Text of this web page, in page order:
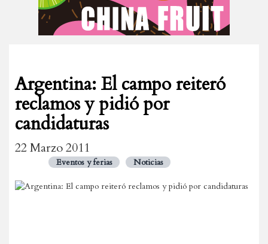
Argentina: El campo reiteró
reclamos y pidió por
candidaturas
22 Marzo 2011
Eventos y ferias Noticias